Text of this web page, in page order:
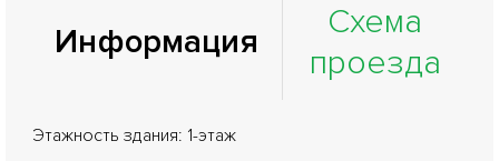
Информация
Схема
проезда
Этажность здания: 1-этаж